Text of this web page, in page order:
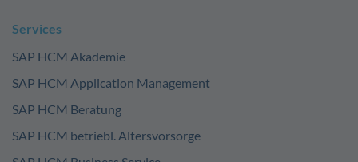
Services
SAP HCM Akademie
SAP HCM Application Management
SAP HCM Beratung
SAP HCM betriebl. Altersvorsorge